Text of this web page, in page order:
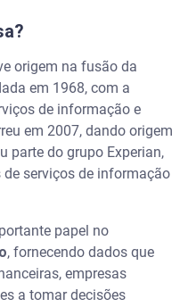
origem na fusão da
em 1968, com a
de informação e
em 2007, dando origem
parte do grupo Experian,
serviços de informação
papel no
, fornecendo dados que
empresas
a tomar decisões